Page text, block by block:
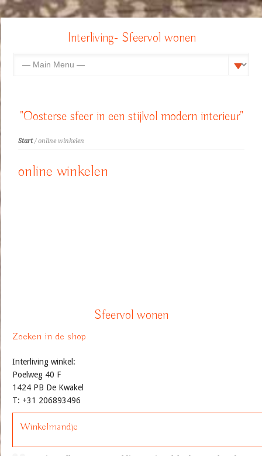
Interliving- Sfeervol wonen
"Oosterse sfeer in een stijlvol modern interieur"
Start/ online winkelen
online winkelen
Sfeervol wonen
Zoeken in de shop
Interliving winkel:
Poelweg 40 F
1424 PB De Kwakel
T: +31 206893496
Winkelmandje